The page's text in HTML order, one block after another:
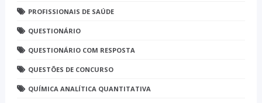
PROFISSIONAIS DE SAÚDE
QUESTIONÁRIO
QUESTIONÁRIO COM RESPOSTA
QUESTÕES DE CONCURSO
QUÍMICA ANALÍTICA QUANTITATIVA